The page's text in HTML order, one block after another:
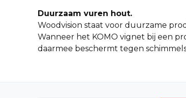
Duurzaam vuren hout.
Woodvision staat voor duurzame
Wanneer het KOMO vignet bij een
daarmee beschermt tegen